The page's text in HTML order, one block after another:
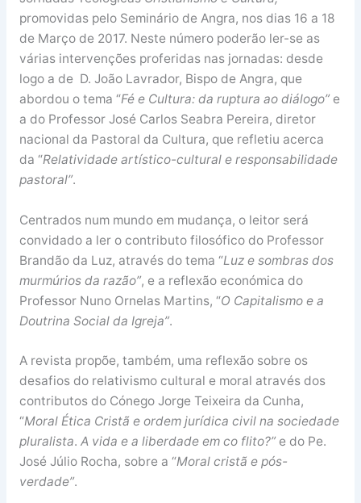
promovidas pelo Seminário de Angra, nos dias 16 a 18
de Março de 2017. Neste número poderão ler-se as
várias intervenções proferidas nas jornadas: desde
logo a de D. João Lavrador, Bispo de Angra, que
abordou o tema “Fé e Cultura: da ruptura ao diálogo” e
a do Professor José Carlos Seabra Pereira, diretor
nacional da Pastoral da Cultura, que refletiu acerca
da “Relatividade artístico-cultural e responsabilidade
pastoral”.
Centrados num mundo em mudança, o leitor será
convidado a ler o contributo filosófico do Professor
Brandão da Luz, através do tema “Luz e sombras dos
murmúrios da razão”, e a reflexão económica do
Professor Nuno Ornelas Martins, “O Capitalismo e a
Doutrina Social da Igreja”.
A revista propõe, também, uma reflexão sobre os
desafios do relativismo cultural e moral através dos
contributos do Cónego Jorge Teixeira da Cunha,
“Moral Ética Cristã e ordem jurídica civil na sociedade
pluralista. A vida e a liberdade em co flito?” e do Pe.
José Júlio Rocha, sobre a “Moral cristã e pós-
verdade”.